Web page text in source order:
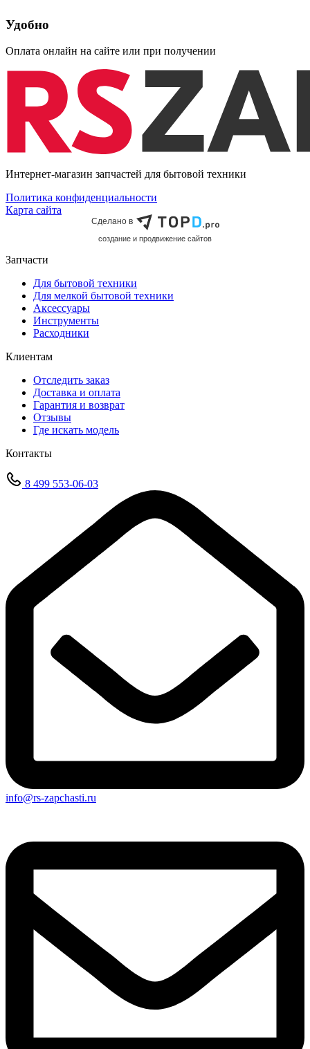
Удобно
Оплата онлайн на сайте или при получении
Интернет-магазин запчастей для бытовой техники
Политика конфиденциальности
Карта сайта
Сделано в
cоздание и продвижение сайтов
Запчасти
Для бытовой техники
Для мелкой бытовой техники
Аксессуары
Инструменты
Расходники
Клиентам
Отследить заказ
Доставка и оплата
Гарантия и возврат
Отзывы
Где искать модель
Контакты
8 499 553-06-03
info@rs-zapchasti.ru